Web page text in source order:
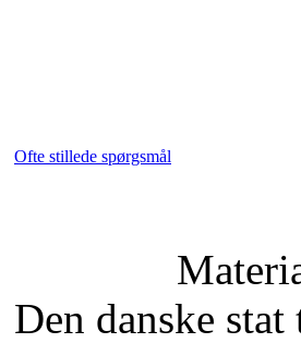
Ofte stillede spørgsmål
Den danske